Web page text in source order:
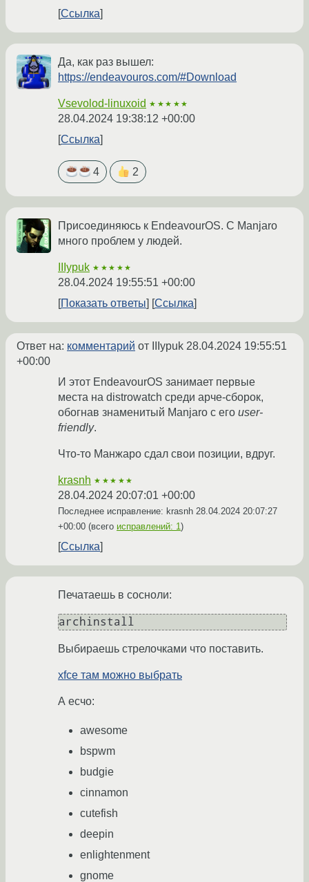
Ссылка
Да, как раз вышел:
https://endeavouros.com/#Download
Vsevolod-linuxoid ★★★★★
28.04.2024 19:38:12 +00:00
Ссылка
4 2
Присоединяюсь к EndeavourOS. С Manjaro
много проблем у людей.
IIIypuk ★★★★★
28.04.2024 19:55:51 +00:00
Показать ответы
Ссылка
Ответ на: комментарий от IIIypuk 28.04.2024 19:55:51
+00:00
И этот EndeavourOS занимает первые
места на distrowatch среди арче-сборок,
обогнав знаменитый Manjaro с его user-
friendly.
Что-то Манжаро сдал свои позиции, вдруг.
krasnh ★★★★★
28.04.2024 20:07:01 +00:00
Последнее исправление: krasnh 28.04.2024 20:07:27
+00:00 (всего исправлений: 1)
Ссылка
Печатаешь в сосноли:
Выбираешь стрелочками что поставить.
xfce там можно выбрать
А есчо:
awesome
bspwm
budgie
cinnamon
cutefish
deepin
enlightenment
gnome